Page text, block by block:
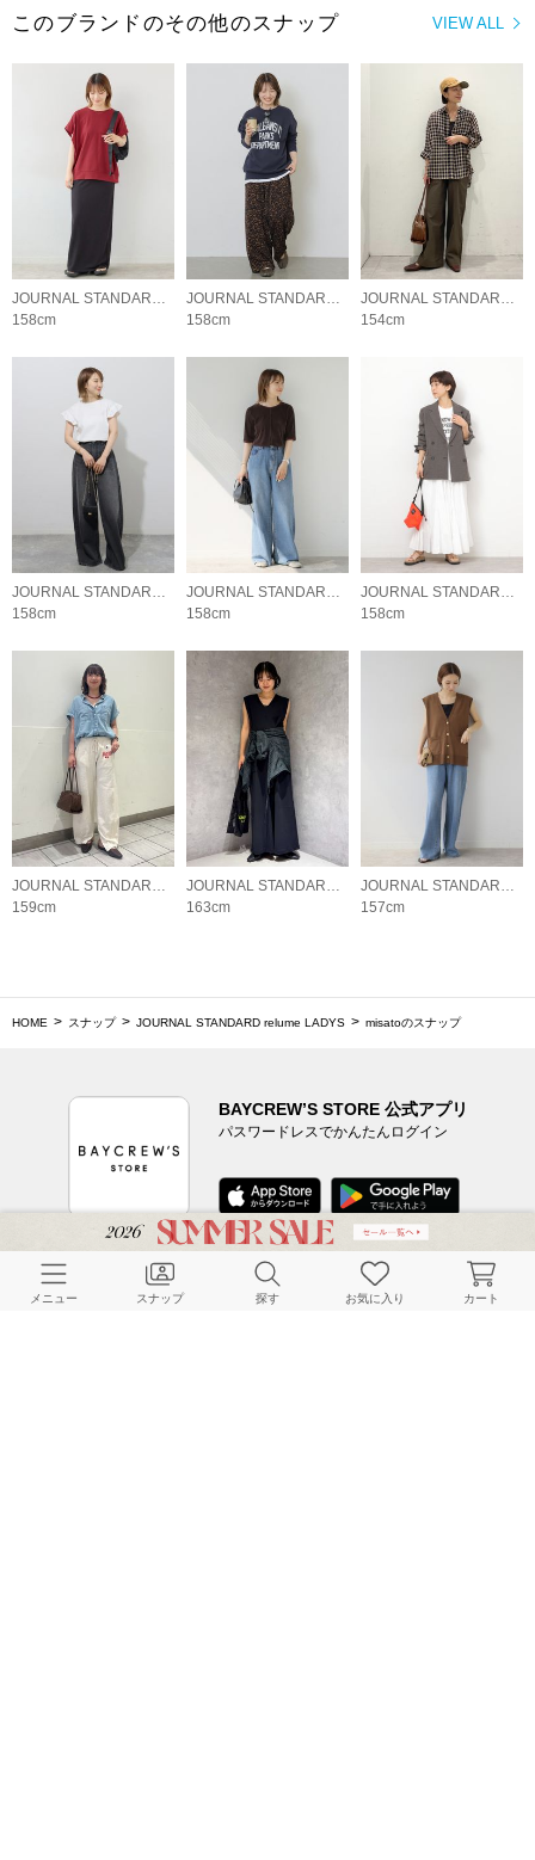
VIEW ALL
このブランドのその他のスナップ
JOURNAL STANDARD relume LADYS
158cm
JOURNAL STANDARD relume LADYS
158cm
JOURNAL STANDARD relume LADYS
154cm
JOURNAL STANDARD relume LADYS
158cm
JOURNAL STANDARD relume LADYS
158cm
JOURNAL STANDARD relume LADYS
158cm
JOURNAL STANDARD relume LADYS
159cm
JOURNAL STANDARD relume LADYS
163cm
JOURNAL STANDARD relume LADYS
157cm
HOME スナップ JOURNAL STANDARD relume LADYS misatoのスナップ
BAYCREW’S STORE 公式アプリ
パスワードレスでかんたんログイン
CUSTOMER SERVICE
メニュー スナップ 探す お気に入り カート